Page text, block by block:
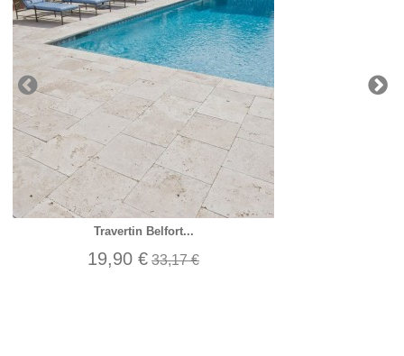
Travertin Belfort...
19,90 € 33,17 €